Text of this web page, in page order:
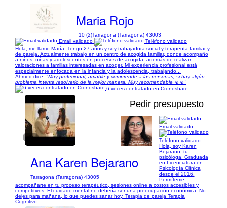
Maria Rojo
10 (2)Tarragona (Tarragona) 43003
Email validado
Teléfono validado
Hola, me llamo María. Tengo 27 años y soy trabajadora social y terapeuta familiar y
de pareja. Actualmente trabajo en un centro de acogida familiar, donde acompaño
a niños, niñas y adolescentes en procesos de acogida, además de realizar
valoraciones a familias interesadas en acoger. Mi experiencia profesional está
especialmente enfocada en la infancia y la adolescencia, trabajando...
Ahmed dice: "Muy profecional, amable y comprende a las personas, si hay algún
problema intenta resolverlo de la mejor manera. Muy recomendable ☺️☺️"
6 veces contratado en Cronoshare
1/1
Pedir presupuesto
Ana Karen Bejarano
Tarragona (Tarragona) 43005
Email validado
Teléfono validado
Hola, soy Karen
Bejarano, tu
psicóloga. Graduada
en Licenciatura en
Psicología Clínica
desde el 2016.
Permíteme
acompañarte en tu proceso terapéutico, sesiones online a costos accesibles y
competitivos. El cuidado mental no debería ser una preocupación económica. No
dejes para mañana, lo que puedes sanar hoy. Terapia de pareja Terapia
Cognitivo...